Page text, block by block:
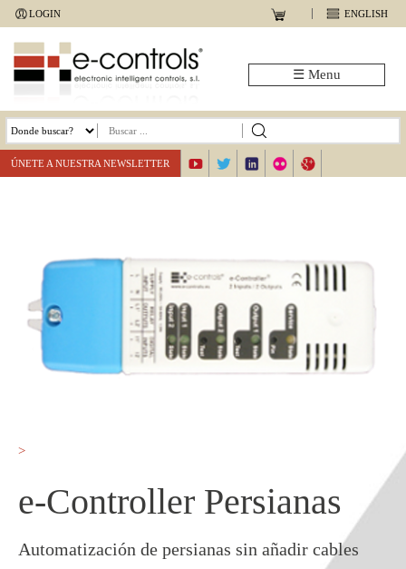
Jump
to
navigation
LOGIN ENGLISH
☰ Menu
ÚNETE A NUESTRA NEWSLETTER
e-Controller Persianas
Automatización de persianas sin añadir cables